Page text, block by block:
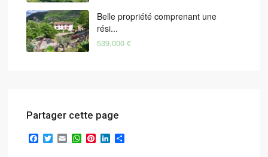
Belle propriété comprenant une
rési...
539,000 €
Partager cette page
Facebook
TwitterEmailWhatsApp
PinterestLinkedIn